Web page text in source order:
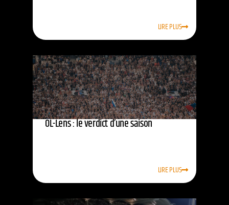
LIRE PLUS
OL-Lens : le verdict d’une saison
LIRE PLUS